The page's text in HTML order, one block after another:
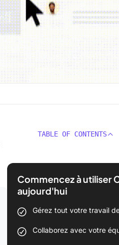
TABLE OF CONTENTS
Commencez à utiliser
aujourd'hui
Gérez tout votre travail
Collaborez avec votre